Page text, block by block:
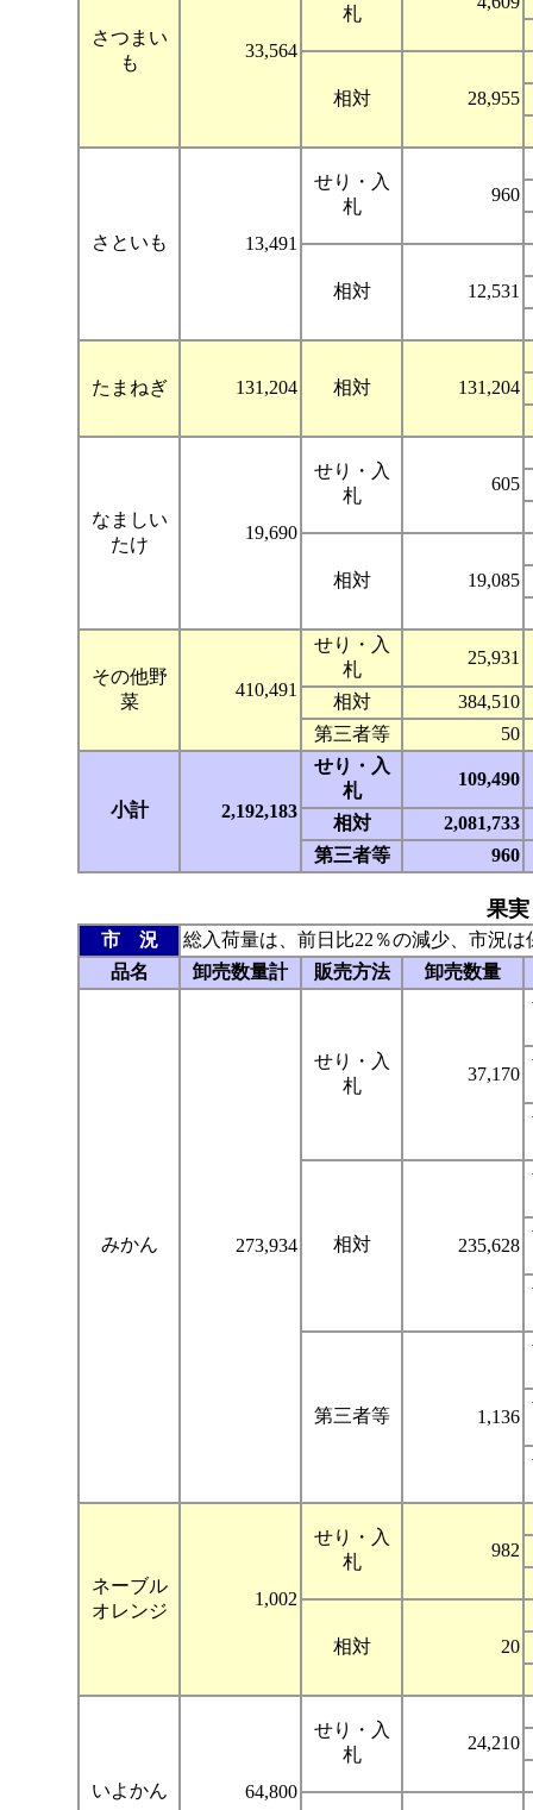
さつまい
も
33,564
札
相対 28,955
さといも 13,491
せり・入
札
960
相対 12,531
たまねぎ 131,204 相対 131,204
なましい
たけ
19,690
せり・入
札
605
相対 19,085
その他野
菜
410,491
せり・入
札
25,931
相対
384,510
第三者等
50
小計 2,192,183
せり・入
札
109,490
相対
2,081,733
第三者等
960
果
市 況
総入荷量は、前日比22％の減少、市況は
品名
卸売数量計 販売方法 卸売数量
みかん 273,934
せり・入
札
37,170
相対 235,628
第三者等 1,136
ネーブル
オレンジ
1,002
せり・入
札
982
相対 20
いよかん 64,800
せり・入
札
24,210